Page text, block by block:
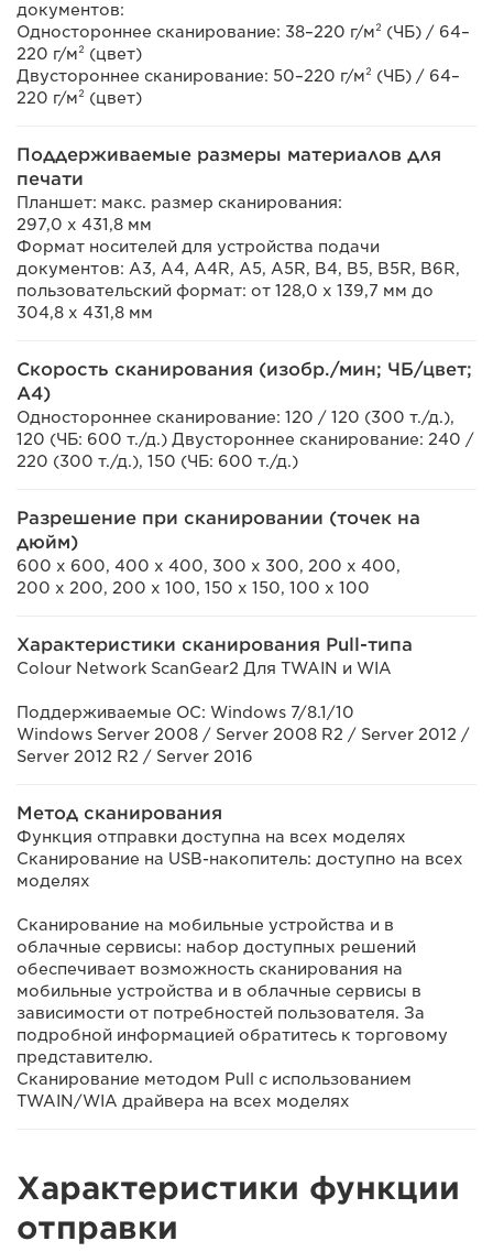
документов:
Одностороннее сканирование: 38–220 г/м² (ЧБ) / 64–
220 г/м² (цвет)
Двустороннее сканирование: 50–220 г/м² (ЧБ) / 64–
220 г/м² (цвет)
Поддерживаемые размеры материалов для
печати
Планшет: макс. размер сканирования:
297,0 x 431,8 мм
Формат носителей для устройства подачи
документов: A3, A4, A4R, A5, A5R, B4, B5, B5R, B6R,
пользовательский формат: от 128,0 x 139,7 мм до
304,8 x 431,8 мм
Скорость сканирования (изобр./мин; ЧБ/цвет;
A4)
Одностороннее сканирование: 120 / 120 (300 т./д.),
120 (ЧБ: 600 т./д.) Двустороннее сканирование: 240 /
220 (300 т./д.), 150 (ЧБ: 600 т./д.)
Разрешение при сканировании (точек на
дюйм)
600 x 600, 400 x 400, 300 x 300, 200 x 400,
200 x 200, 200 x 100, 150 x 150, 100 x 100
Характеристики сканирования Pull-типа
Colour Network ScanGear2 Для TWAIN и WIA
Поддерживаемые ОС: Windows 7/8.1/10
Windows Server 2008 / Server 2008 R2 / Server 2012 /
Server 2012 R2 / Server 2016
Метод сканирования
Функция отправки доступна на всех моделях
Сканирование на USB-накопитель: доступно на всех
моделях
Сканирование на мобильные устройства и в
облачные сервисы: набор доступных решений
обеспечивает возможность сканирования на
мобильные устройства и в облачные сервисы в
зависимости от потребностей пользователя. За
подробной информацией обратитесь к торговому
представителю.
Сканирование методом Pull с использованием
TWAIN/WIA драйвера на всех моделях
Характеристики функции
отправки